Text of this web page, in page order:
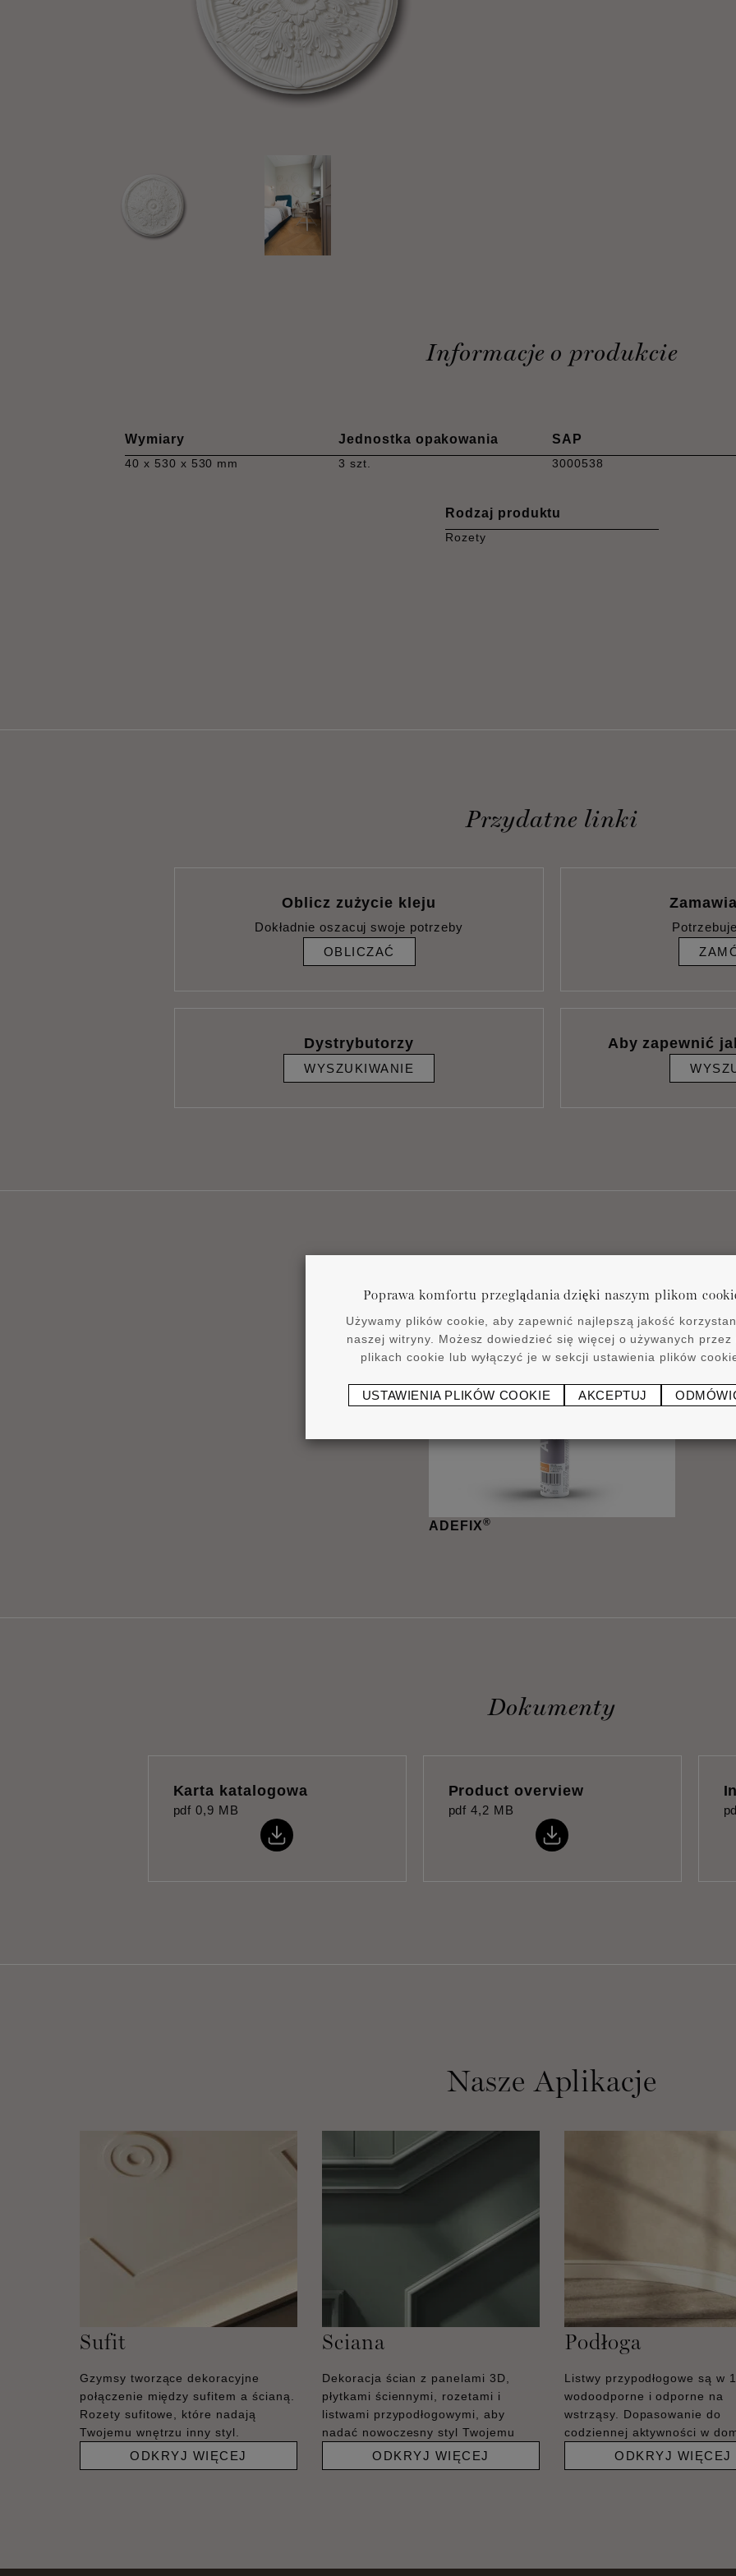
Informacje o produkcie
Wymiary
40 x 530 x 530 mm
Jednostka opakowania
3 szt.
SAP
3000538
Rodzaj produktu
Rozety
Przydatne linki
Oblicz zużycie kleju
Dokładnie oszacuj swoje potrzeby
OBLICZAĆ
Dystrybutorzy
WYSZUKIWANIE
Aby zapewnić
ADEFIX®
Dokumenty
Karta katalogowa
pdf 0,9 MB
Product overview
pdf 4,2 MB
Nasze Aplikacje
Sufit
Gzymsy tworzące dekoracyjne
połączenie między sufitem a ścianą.
Rozety sufitowe, które nadają
Twojemu wnętrzu inny styl.
ODKRYJ WIĘCEJ
Sciana
Dekoracja ścian z panelami 3D,
płytkami ściennymi, rozetami i
listwami przypodłogowymi, aby
nadać nowoczesny styl Twojemu
ODKRYJ WIĘCEJ
Podłoga
Listwy przypodłogowe są w
wodoodporne i odporne na
wstrząsy. Dopasowanie do
codziennej aktywności w
ODKRYJ WIĘCEJ
Poprawa komfortu przeglądania dzięki naszym plikom
Używamy plików cookie, aby zapewnić najlepszą jakość
naszej witryny. Możesz dowiedzieć się więcej o używanych przez
plikach cookie lub wyłączyć je w sekcji ustawienia plików
USTAWIENIA PLIKÓW COOKIE AKCEPTUJ